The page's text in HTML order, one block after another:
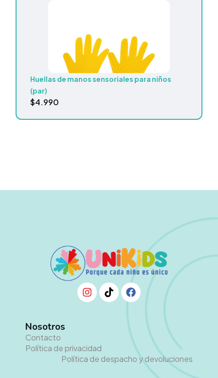
Huellas de manos sensoriales para niños
(par)
$4.990
Nosotros
Contacto
Política de privacidad
Política de despacho y devoluciones